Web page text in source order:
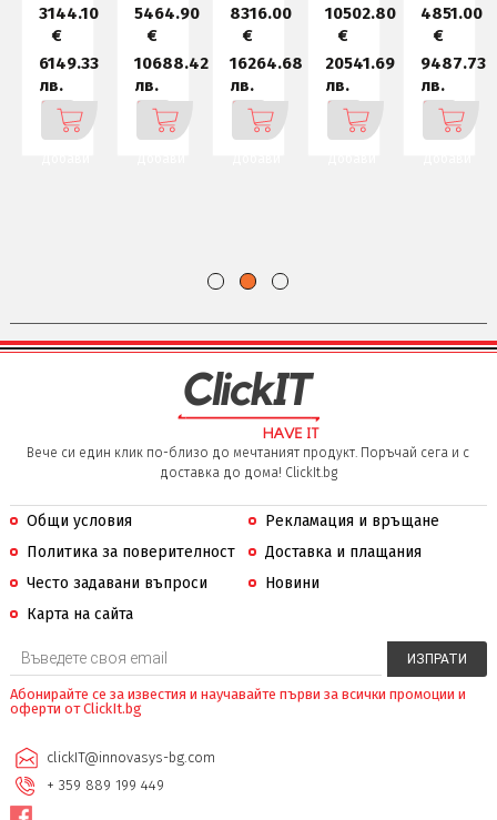
3144.10
€
6149.33
лв.
5464.90
€
10688.42
лв.
8316.00
€
16264.68
лв.
10502.80
€
20541.69
лв.
4851.00
€
9487.73
лв.
Вече си един клик по-близо до мечтаният продукт. Поръчай сега и с
доставка до дома! ClickIt.bg
Общи условия
Рекламация и връщане
Политика за поверителност
Доставка и плащания
Често задавани въпроси
Новини
Карта на сайта
Абонирайте се за известия и научавайте първи за всички промоции и
оферти от ClickIt.bg
clickIT@innovasys-bg.com
+ 359 889 199 449